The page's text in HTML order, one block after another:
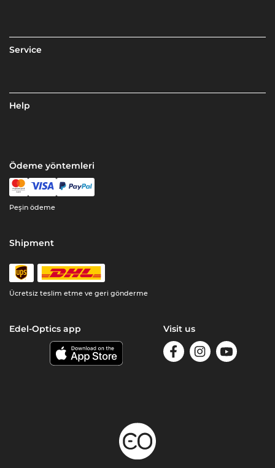
Service
Help
Ödeme yöntemleri
Peşin ödeme
Shipment
Ücretsiz teslim etme ve geri gönderme
Edel-Optics app Visit us